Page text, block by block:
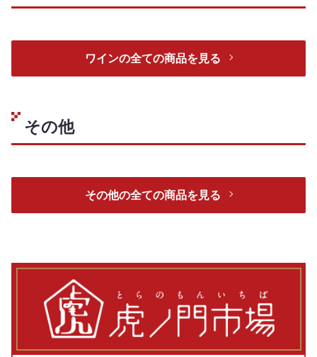
ワインの全ての商品を見る
その他
その他の全ての商品を見る